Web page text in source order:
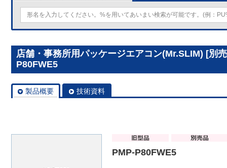
店舗・事務所用パッケージエアコン(Mr.SLIM) [別
P80FWE5
製品概要 技術資料
PMP-P80FWE5